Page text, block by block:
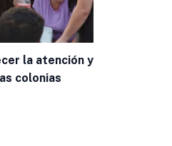
la atención y
colonias